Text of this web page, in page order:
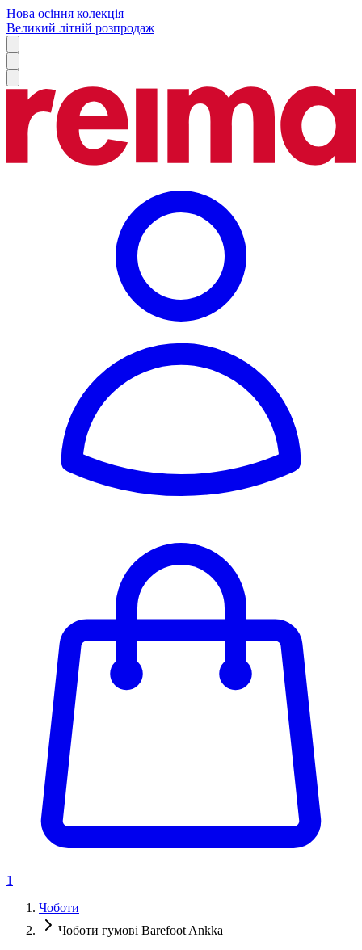
Нова осіння колекція
Великий літній розпродаж
1
Чоботи
Чоботи гумові Barefoot Ankka